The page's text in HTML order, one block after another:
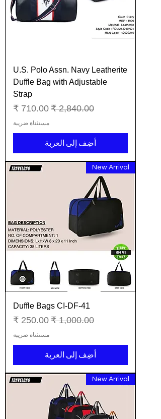
U.S. Polo Assn. Navy Leatherite
Duffle Bag with Adjustable
Strap
سعر عادي سعر البيع
مستثناة ضريبة
أضِف إلى العربة
New Arrival
Duffle Bags CI-DF-41
سعر عادي سعر البيع
مستثناة ضريبة
أضِف إلى العربة
New Arrival